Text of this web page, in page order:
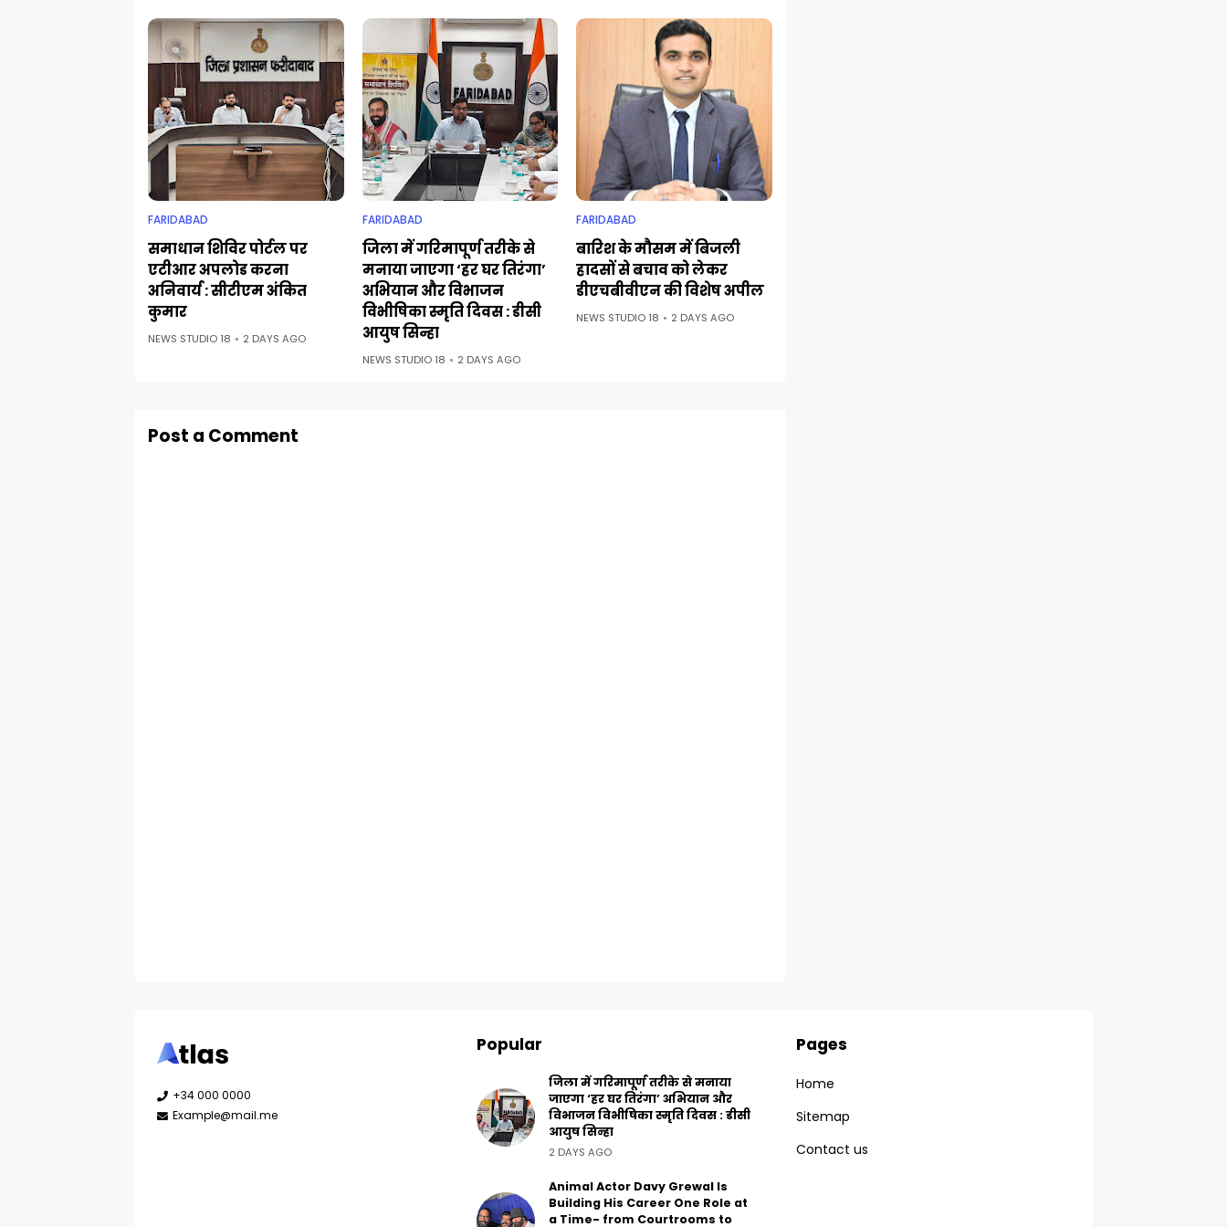
FARIDABAD
समाधान शिविर पोर्टल पर
एटीआर अपलोड करना
अनिवार्य : सीटीएम अंकित
कुमार
NEWS STUDIO 18 2 DAYS AGO
FARIDABAD
जिला में गरिमापूर्ण तरीके से
मनाया जाएगा ‘हर घर तिरंगा’
अभियान और विभाजन
विभीषिका स्मृति दिवस : डीसी
आयुष सिन्हा
NEWS STUDIO 18 2 DAYS AGO
FARIDABAD
बारिश के मौसम में बिजली
हादसों से बचाव को लेकर
डीएचबीवीएन की विशेष अपील
NEWS STUDIO 18 2 DAYS AGO
Post a Comment
+34 000 0000
Example@mail.me
Popular
जिला में गरिमापूर्ण तरीके से मनाया
जाएगा ‘हर घर तिरंगा’ अभियान और
विभाजन विभीषिका स्मृति दिवस : डीसी
आयुष सिन्हा
2 DAYS AGO
Animal Actor Davy Grewal Is
Building His Career One Role at
a Time- from Courtrooms to
Pages
Home
Sitemap
Contact us